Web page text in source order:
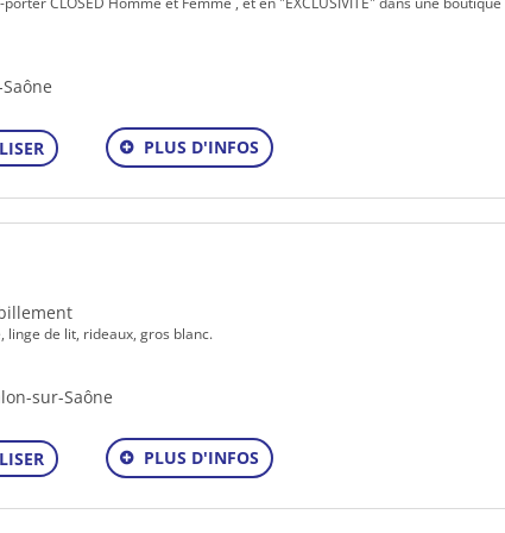
PLUS D'INFOS
linge de lit, rideaux, gros blanc.
sur-Saône
PLUS D'INFOS